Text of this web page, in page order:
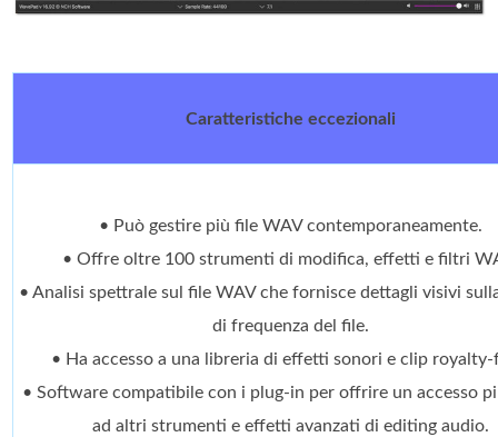
Caratteristiche eccezionali
• Può gestire più file WAV contemporaneamente.
• Offre oltre 100 strumenti di modifica, effetti e filtri
• Analisi spettrale sul file WAV che fornisce dettagli visivi
di frequenza del file.
• Ha accesso a una libreria di effetti sonori e clip royalty-
• Software compatibile con i plug-in per offrire un accesso
ad altri strumenti e effetti avanzati di editing audio.